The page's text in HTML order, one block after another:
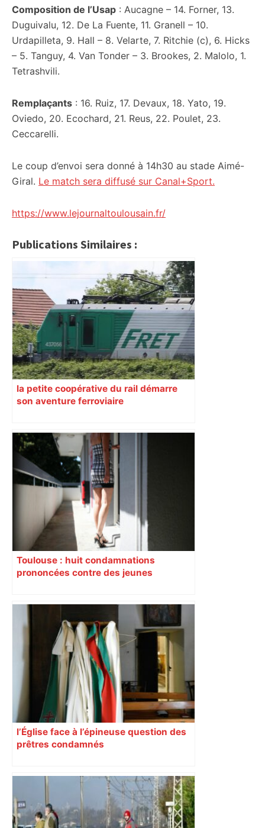
Composition de l’Usap : Aucagne – 14. Forner, 13.
Duguivalu, 12. De La Fuente, 11. Granell – 10.
Urdapilleta, 9. Hall – 8. Velarte, 7. Ritchie (c), 6. Hicks
– 5. Tanguy, 4. Van Tonder – 3. Brookes, 2. Malolo, 1.
Tetrashvili.
Remplaçants : 16. Ruiz, 17. Devaux, 18. Yato, 19.
Oviedo, 20. Ecochard, 21. Reus, 22. Poulet, 23.
Ceccarelli.
Le coup d’envoi sera donné à 14h30 au stade Aimé-
Giral. Le match sera diffusé sur Canal+Sport.
https://www.lejournaltoulousain.fr/
Publications Similaires :
la petite coopérative du rail démarre
son aventure ferroviaire
Toulouse : huit condamnations
prononcées contre des jeunes
l’Église face à l’épineuse question des
prêtres condamnés